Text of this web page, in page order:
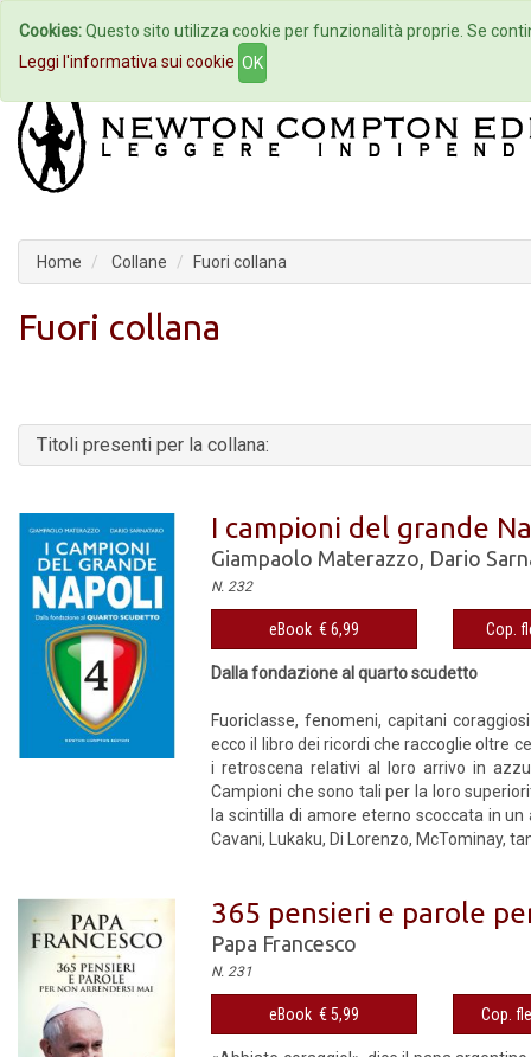
Home Autori Eventi
Home Collane Fuori collana
Fuori collana
Titoli presenti per la collana:
I campioni del grande
Giampaolo Materazzo, Dario
N. 232
eBook € 6,99 Cop.
Dalla fondazione al quarto scudetto
Fuoriclasse, fenomeni, capitani
ecco il libro dei ricordi che raccoglie oltre
i retroscena relativi al loro arrivo in
Campioni che sono tali per la loro
la scintilla di amore eterno scoccata in
Cavani, Lukaku, Di Lorenzo, McTominay,
365 pensieri e parole
Papa Francesco
N. 231
eBook € 5,99 Cop.
Cookies:Questo sito utilizza cookie per funzionalità proprie. Se
Leggi l'informativa sui cookie OK